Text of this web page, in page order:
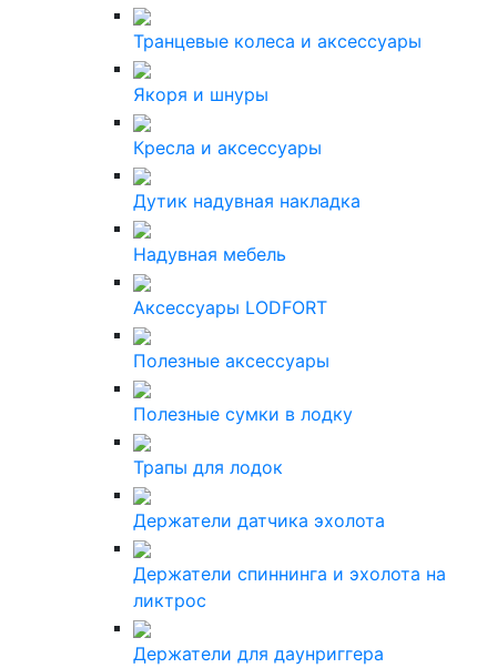
Транцевые колеса и аксессуары
Якоря и шнуры
Кресла и аксессуары
Дутик надувная накладка
Надувная мебель
Аксессуары LODFORT
Полезные аксессуары
Полезные сумки в лодку
Трапы для лодок
Держатели датчика эхолота
Держатели спиннинга и эхолота на
ликтрос
Держатели для даунриггера